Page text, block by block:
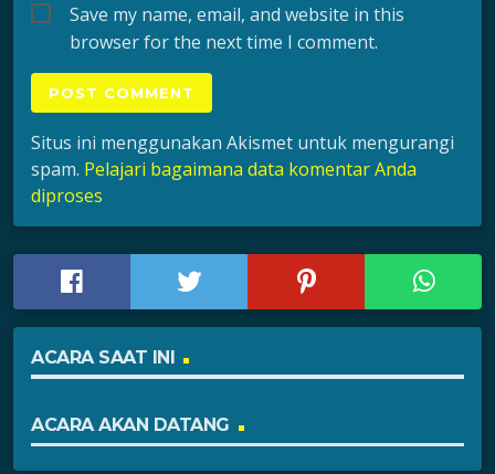
Save my name, email, and website in this
browser for the next time I comment.
Situs ini menggunakan Akismet untuk mengurangi
spam. Pelajari bagaimana data komentar Anda
diproses
ACARA SAAT INI
ACARA AKAN DATANG